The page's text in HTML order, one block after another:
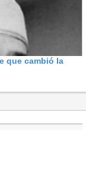
que cambió la